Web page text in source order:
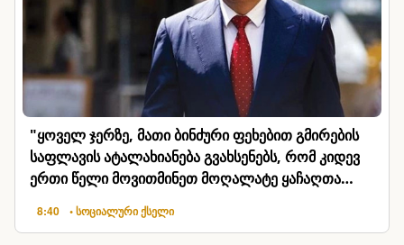
"ყოველ ჯერზე, მათი ბინძური ფეხებით გმირების
საფლავის ატალახიანება გვახსენებს, რომ კიდევ
ერთი წელი მოვითმინეთ მოღალატე ყაჩაღთა
8:40 • სოციალური ქსელი